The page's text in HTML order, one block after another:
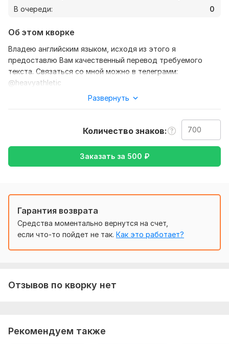
В очереди:
0
Об этом кворке
Владею английским языком, исходя из этого я
предоставлю Вам качественный перевод требуемого
текста. Связаться со мной можно в телеграмм:
@heavyathletic
Необходимо уточнение моей работы, а именно: перевод с
русского на английский или с английского на русский.
Тематика:
Авто и мото, Красота и мода,
Строительство,
с Русского на Английский
Объем услуги в кворке: 700 знаков
Развернуть
Количество знаков
Заказать за 500 ₽
Гарантия возврата
Средства моментально вернутся на счет,
если что-то пойдет не так. Как это работает?
Отзывов по кворку нет
Рекомендуем также